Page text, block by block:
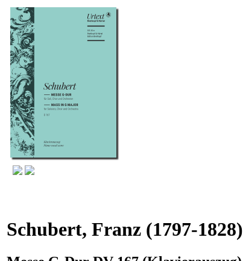
Schubert, Franz (1797-1828)